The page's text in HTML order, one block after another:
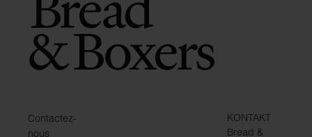
Contactez-
nous
KONTAKT
Bread &